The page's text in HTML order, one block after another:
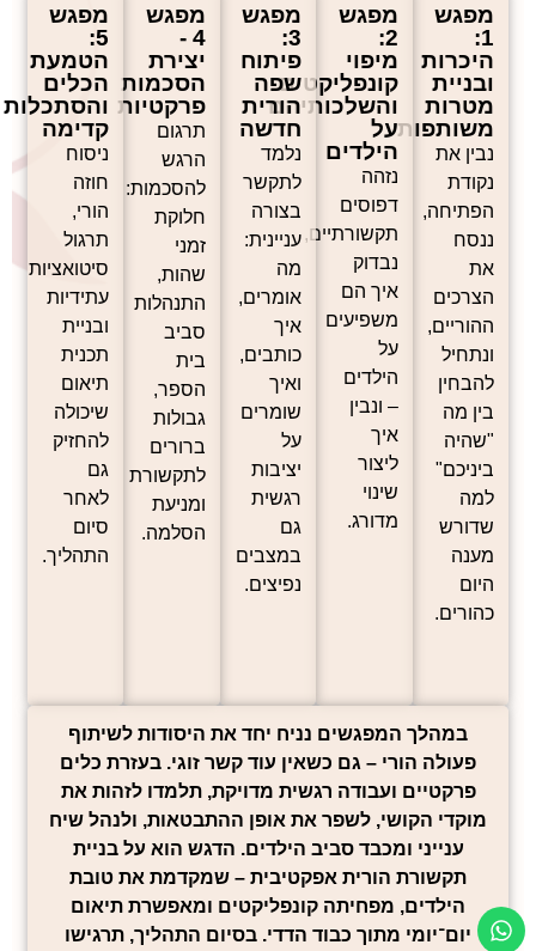
מפגש
1:
היכרות
ובניית
מטרות
משותפות
נבין את
נקודת
הפתיחה,
ננסח
את
הצרכים
ההוריים,
ונתחיל
להבחין
בין מה
"שהיה
ביניכם"
למה
שדורש
מענה
היום
כהורים.
מפגש
2:
מיפוי
קונפליקטים
והשלכותיהם
על
הילדים
נזהה
דפוסים
תקשורתיים,
נבדוק
איך הם
משפיעים
על
הילדים
– ונבין
איך
ליצור
שינוי
מדורג.
מפגש
3:
פיתוח
שפה
הורית
חדשה
נלמד
לתקשר
בצורה
עניינית:
מה
אומרים,
איך
כותבים,
ואיך
שומרים
על
יציבות
רגשית
גם
במצבים
נפיצים.
מפגש
4 -
יצירת
הסכמות
פרקטיות
תרגום
הרגש
להסכמות:
חלוקת
זמני
שהות,
התנהלות
סביב
בית
הספר,
גבולות
ברורים
לתקשורת
ומניעת
הסלמה.
מפגש
5:
הטמעת
הכלים
והסתכלות
קדימה
ניסוח
חוזה
הורי,
תרגול
סיטואציות
עתידיות
ובניית
תכנית
תיאום
שיכולה
להחזיק
גם
לאחר
סיום
התהליך.
במהלך המפגשים נניח יחד את היסודות לשיתוף
פעולה הורי – גם כשאין עוד קשר זוגי. בעזרת כלים
פרקטיים ועבודה רגשית מדויקת, תלמדו לזהות את
מוקדי הקושי, לשפר את אופן ההתבטאות, ולנהל שיח
ענייני ומכבד סביב הילדים. הדגש הוא על בניית
תקשורת הורית אפקטיבית – שמקדמת את טובת
הילדים, מפחיתה קונפליקטים ומאפשרת תיאום
יום־יומי מתוך כבוד הדדי. בסיום התהליך, תרגישו